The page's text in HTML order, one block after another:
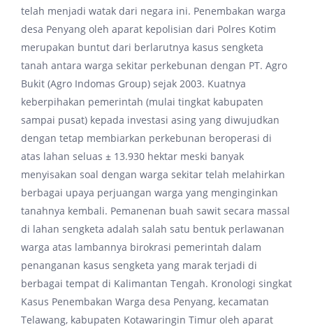
telah menjadi watak dari negara ini. Penembakan warga
desa Penyang oleh aparat kepolisian dari Polres Kotim
merupakan buntut dari berlarutnya kasus sengketa
tanah antara warga sekitar perkebunan dengan PT. Agro
Bukit (Agro Indomas Group) sejak 2003. Kuatnya
keberpihakan pemerintah (mulai tingkat kabupaten
sampai pusat) kepada investasi asing yang diwujudkan
dengan tetap membiarkan perkebunan beroperasi di
atas lahan seluas ± 13.930 hektar meski banyak
menyisakan soal dengan warga sekitar telah melahirkan
berbagai upaya perjuangan warga yang menginginkan
tanahnya kembali. Pemanenan buah sawit secara massal
di lahan sengketa adalah salah satu bentuk perlawanan
warga atas lambannya birokrasi pemerintah dalam
penanganan kasus sengketa yang marak terjadi di
berbagai tempat di Kalimantan Tengah. Kronologi singkat
Kasus Penembakan Warga desa Penyang, kecamatan
Telawang, kabupaten Kotawaringin Timur oleh aparat